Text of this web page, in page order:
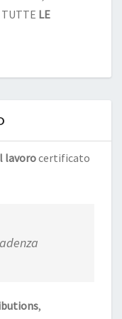
LE
lavorocertificato
,